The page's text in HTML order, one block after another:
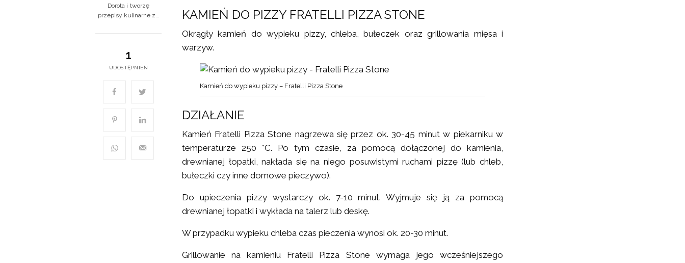
Dorota i tworzę
przepisy kulinarne z…
1
UDOSTĘPNIEŃ
KAMIEŃ DO PIZZY FRATELLI PIZZA STONE
Okrągły kamień do wypieku pizzy, chleba, bułeczek oraz grillowania mięsa i
warzyw.
Kamień do wypieku pizzy – Fratelli Pizza Stone
DZIAŁANIE
Kamień Fratelli Pizza Stone nagrzewa się przez ok. 30-45 minut w piekarniku w
temperaturze 250 °C. Po tym czasie, za pomocą dołączonej do kamienia,
drewnianej łopatki, nakłada się na niego posuwistymi ruchami pizzę (lub chleb,
bułeczki czy inne domowe pieczywo).
Do upieczenia pizzy wystarczy ok. 7-10 minut. Wyjmuje się ją za pomocą
drewnianej łopatki i wykłada na talerz lub deskę.
W przypadku wypieku chleba czas pieczenia wynosi ok. 20-30 minut.
Grillowanie na kamieniu Fratelli Pizza Stone wymaga jego wcześniejszego